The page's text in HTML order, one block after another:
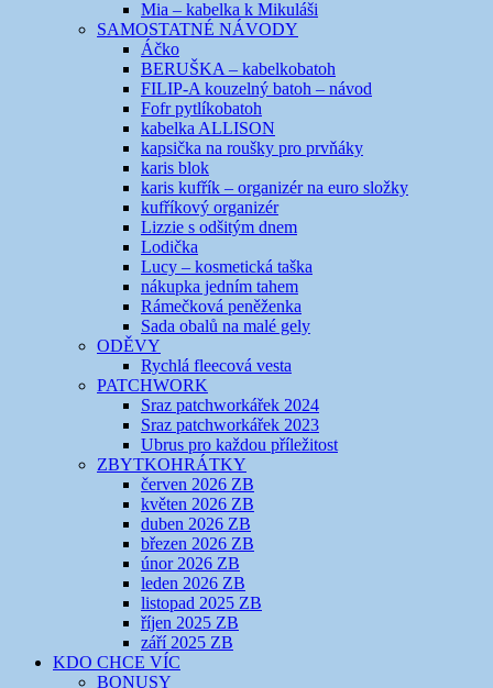
Mia – kabelka k Mikuláši
SAMOSTATNÉ NÁVODY
Áčko
BERUŠKA – kabelkobatoh
FILIP-A kouzelný batoh – návod
Fofr pytlíkobatoh
kabelka ALLISON
kapsička na roušky pro prvňáky
karis blok
karis kufřík – organizér na euro složky
kufříkový organizér
Lizzie s odšitým dnem
Lodička
Lucy – kosmetická taška
nákupka jedním tahem
Rámečková peněženka
Sada obalů na malé gely
ODĚVY
Rychlá fleecová vesta
PATCHWORK
Sraz patchworkářek 2024
Sraz patchworkářek 2023
Ubrus pro každou příležitost
ZBYTKOHRÁTKY
červen 2026 ZB
květen 2026 ZB
duben 2026 ZB
březen 2026 ZB
únor 2026 ZB
leden 2026 ZB
listopad 2025 ZB
říjen 2025 ZB
září 2025 ZB
KDO CHCE VÍC
BONUSY